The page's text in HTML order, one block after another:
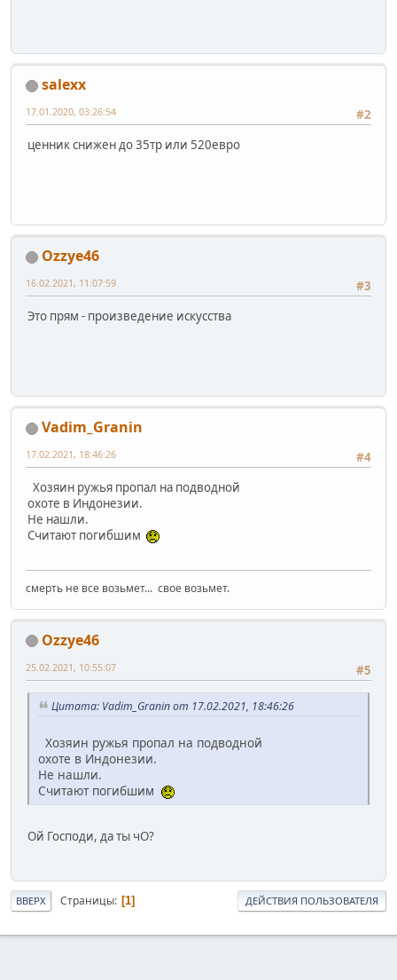
salexx
#2
17.01.2020, 03:26:54
ценник снижен до 35тр или 520евро
Ozzye46
#3
16.02.2021, 11:07:59
Это прям - произведение искусства
Vadim_Granin
#4
17.02.2021, 18:46:26
Хозяин ружья пропал на подводной
охоте в Индонезии.
Не нашли.
Считают погибшим
смерть не все возьмет... свое возьмет.
Ozzye46
#5
25.02.2021, 10:55:07
Цитата: Vadim_Granin от 17.02.2021, 18:46:26
Хозяин ружья пропал на подводной
охоте в Индонезии.
Не нашли.
Считают погибшим
Ой Господи, да ты чО?
ВВЕРХ Страницы 1 ДЕЙСТВИЯ ПОЛЬЗОВАТЕЛЯ